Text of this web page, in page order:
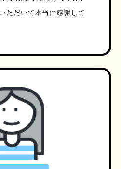
ただいて本当に感謝して